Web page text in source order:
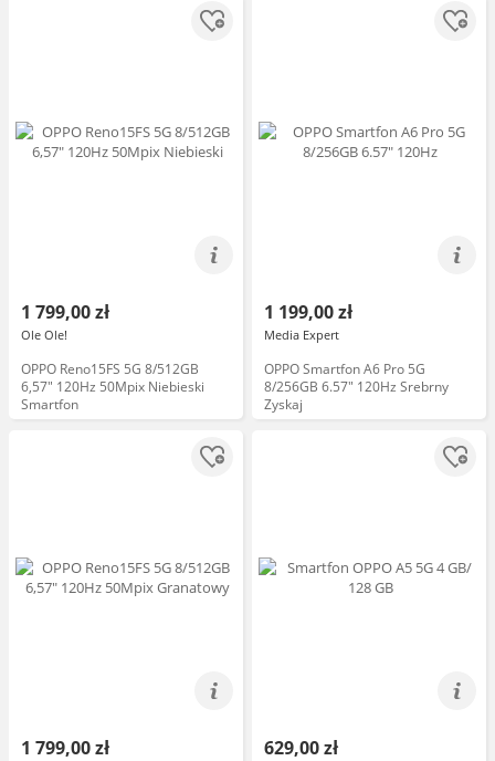
1 799,00 zł
Ole Ole!
OPPO Reno15FS 5G 8/512GB
6,57" 120Hz 50Mpix Niebieski
Smartfon
1 199,00 zł
Media Expert
OPPO Smartfon A6 Pro 5G
8/256GB 6.57" 120Hz Srebrny
Zyskaj
1 799,00 zł 629,00 zł